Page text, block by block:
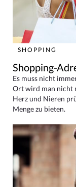
SHOPPING
Shopping-
Es muss nicht
Ort wird man nicht
Herz und Nieren
Menge zu bieten.